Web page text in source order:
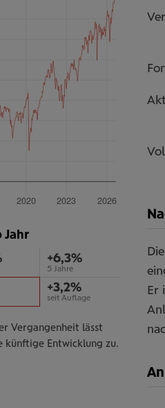
2020 2023 2026
Jahr
5 Jahre
+6,3%
seit Auflage
+3,2%
Vergangenheit lässt
künftige Entwicklung zu.
Er